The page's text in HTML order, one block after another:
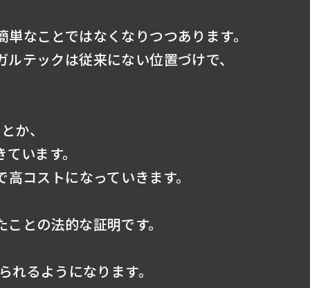
なことではなくなりつつあります。
テックは従来にない位置づけで、
か、
います。
コストになっていきます。
との法的な証明です。
るようになります。